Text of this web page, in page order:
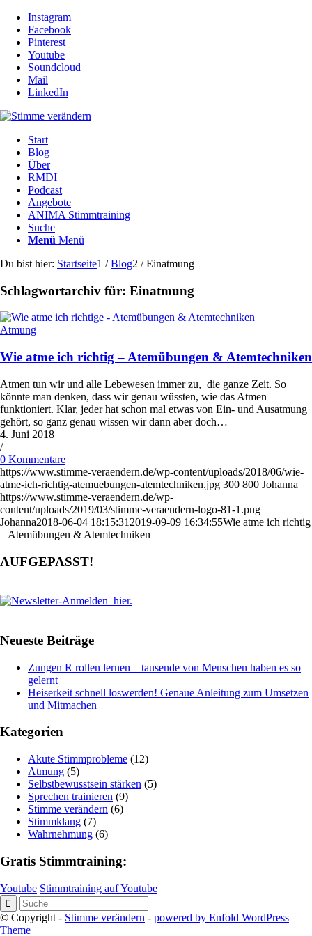
Instagram
Facebook
Pinterest
Youtube
Soundcloud
Mail
LinkedIn
Start
Blog
Über
RMDI
Podcast
Angebote
ANIMA Stimmtraining
Suche
Menü Menü
Du bist hier: Startseite1 / Blog2 / Einatmung
Schlagwortarchiv für: Einatmung
Atmung
Wie atme ich richtig – Atemübungen & Atemtechniken
Atmen tun wir und alle Lebewesen immer zu, die ganze Zeit. So
könnte man denken, dass wir genau wüssten, wie das Atmen
funktioniert. Klar, jeder hat schon mal etwas von Ein- und Ausatmung
gehört, so ganz genau wissen wir dann aber doch…
4. Juni 2018
/
0 Kommentare
https://www.stimme-veraendern.de/wp-content/uploads/2018/06/wie-
atme-ich-richtig-atemuebungen-atemtechniken.jpg 300 800 Johanna
https://www.stimme-veraendern.de/wp-
content/uploads/2019/03/stimme-veraendern-logo-81-1.png
Johanna2018-06-04 18:15:31 2019-09-09 16:34:55Wie atme ich richtig
– Atemübungen & Atemtechniken
AUFGEPASST!
Neueste Beiträge
Zungen R rollen lernen – tausende von Menschen haben es so
gelernt
Heiserkeit schnell loswerden! Genaue Anleitung zum Umsetzen
und Mitmachen
Kategorien
Akute Stimmprobleme (12)
Atmung (5)
Selbstbewusstsein stärken (5)
Sprechen trainieren (9)
Stimme verändern (6)
Stimmklang (7)
Wahrnehmung (6)
Gratis Stimmtraining:
Youtube Stimmtraining auf Youtube
© Copyright - Stimme verändern - powered by Enfold WordPress
Theme